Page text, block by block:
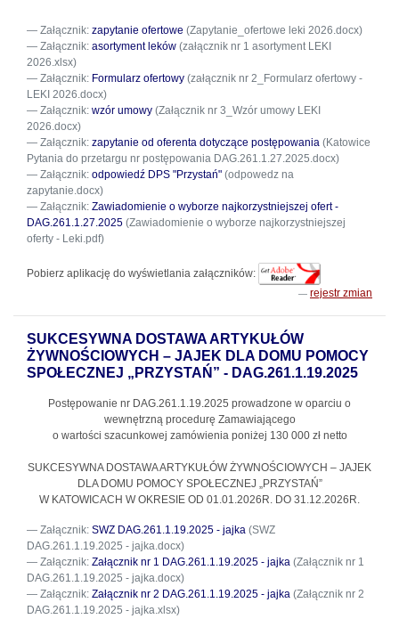
Załącznik: zapytanie ofertowe (Zapytanie_ofertowe leki 2026.docx)
Załącznik: asortyment leków (załącznik nr 1 asortyment LEKI
2026.xlsx)
Załącznik: Formularz ofertowy (załącznik nr 2_Formularz ofertowy -
LEKI 2026.docx)
Załącznik: wzór umowy (Załącznik nr 3_Wzór umowy LEKI
2026.docx)
Załącznik: zapytanie od oferenta dotyczące postępowania (Katowice
Pytania do przetargu nr postępowania DAG.261.1.27.2025.docx)
Załącznik: odpowiedź DPS "Przystań" (odpowedz na
zapytanie.docx)
Załącznik: Zawiadomienie o wyborze najkorzystniejszej ofert -
DAG.261.1.27.2025 (Zawiadomienie o wyborze najkorzystniejszej
oferty - Leki.pdf)
Pobierz aplikację do wyświetlania załączników:
rejestr zmian
SUKCESYWNA DOSTAWA ARTYKUŁÓW
ŻYWNOŚCIOWYCH – JAJEK DLA DOMU POMOCY
SPOŁECZNEJ „PRZYSTAŃ” - DAG.261.1.19.2025
Postępowanie nr DAG.261.1.19.2025 prowadzone w oparciu o
wewnętrzną procedurę Zamawiającego
o wartości szacunkowej zamówienia poniżej 130 000 zł netto
SUKCESYWNA DOSTAWA ARTYKUŁÓW ŻYWNOŚCIOWYCH – JAJEK
DLA DOMU POMOCY SPOŁECZNEJ „PRZYSTAŃ”
W KATOWICACH W OKRESIE OD 01.01.2026R. DO 31.12.2026R.
Załącznik: SWZ DAG.261.1.19.2025 - jajka (SWZ
DAG.261.1.19.2025 - jajka.docx)
Załącznik: Załącznik nr 1 DAG.261.1.19.2025 - jajka (Załącznik nr 1
DAG.261.1.19.2025 - jajka.docx)
Załącznik: Załącznik nr 2 DAG.261.1.19.2025 - jajka (Załącznik nr 2
DAG.261.1.19.2025 - jajka.xlsx)